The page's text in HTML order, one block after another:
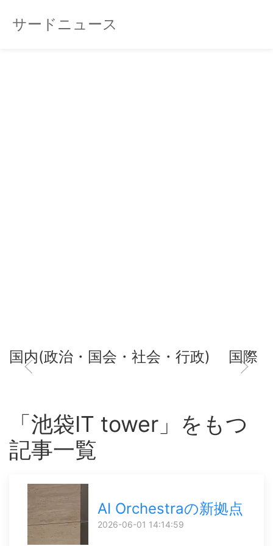
サードニュース
国内(政治・国会・社会・行政) 国際
「池袋IT tower」をもつ
記事一覧
AI Orchestraの新拠点
2026-06-01 14:14:59